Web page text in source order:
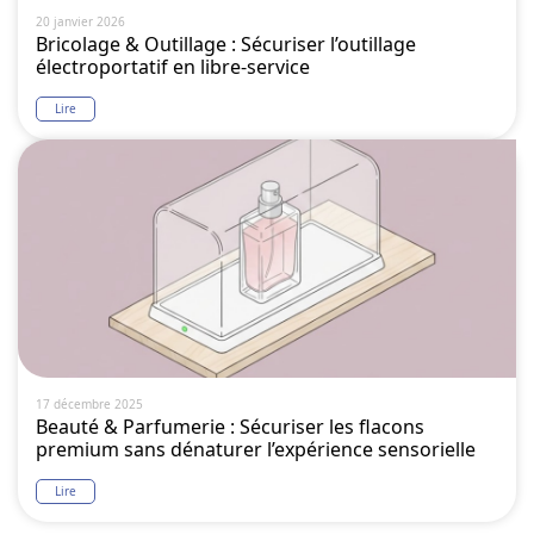
20 janvier 2026
Bricolage & Outillage : Sécuriser l’outillage
électroportatif en libre-service
Lire
17 décembre 2025
Beauté & Parfumerie : Sécuriser les flacons
premium sans dénaturer l’expérience sensorielle
Lire